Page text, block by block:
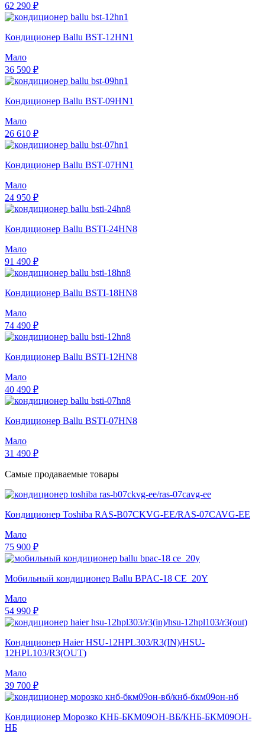
62 290 ₽
Кондиционер Ballu BST-12HN1
Мало
36 590 ₽
Кондиционер Ballu BST-09HN1
Мало
26 610 ₽
Кондиционер Ballu BST-07HN1
Мало
24 950 ₽
Кондиционер Ballu BSTI-24HN8
Мало
91 490 ₽
Кондиционер Ballu BSTI-18HN8
Мало
74 490 ₽
Кондиционер Ballu BSTI-12HN8
Мало
40 490 ₽
Кондиционер Ballu BSTI-07HN8
Мало
31 490 ₽
Самые продаваемые товары
Кондиционер Toshiba RAS-B07CKVG-EE/RAS-07CAVG-EE
Мало
75 900 ₽
Мобильный кондиционер Ballu BPAC-18 CE_20Y
Мало
54 990 ₽
Кондиционер Haier HSU-12HPL303/R3(IN)/HSU-
12HPL103/R3(OUT)
Мало
39 700 ₽
Кондиционер Морозко КНБ-БКМ09ОН-ВБ/КНБ-БКМ09ОН-
НБ